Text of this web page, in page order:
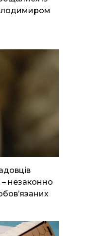
незаконно